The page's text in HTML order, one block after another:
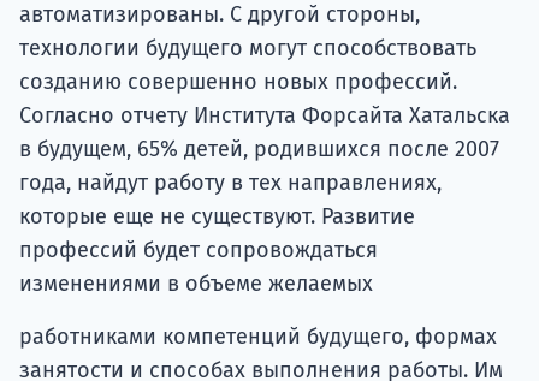
автоматизированы. С другой стороны,
технологии будущего могут способствовать
созданию совершенно новых профессий.
Согласно отчету Института Форсайта Хатальска
в будущем, 65% детей, родившихся после 2007
года, найдут работу в тех направлениях,
которые еще не существуют. Развитие
профессий будет сопровождаться
изменениями в объеме желаемых
работниками компетенций будущего, формах
занятости и способах выполнения работы. Им